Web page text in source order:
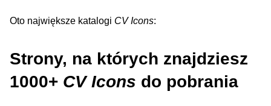
Oto największe katalogi CV Icons:
Strony, na których znajdziesz
1000+ CV Icons do pobrania